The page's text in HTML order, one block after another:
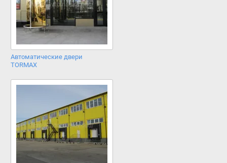
Автоматические двери
TORMAX